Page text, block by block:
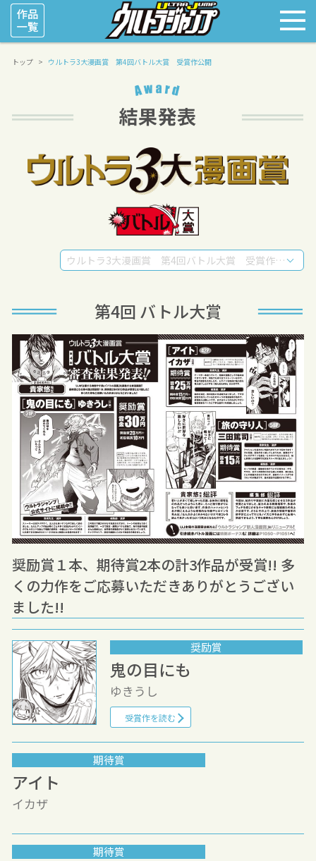
トップ ウルトラ3大漫画賞 第4回バトル大賞 受賞作公開
ウルトラ3大漫画賞 第4回バトル大賞 受賞作公開
第4回 バトル大賞
奨励賞１本、期待賞2本の計3作品が受賞!! 多
くの力作をご応募いただきありがとうござい
ました!!
奨励賞
鬼の目にも
ゆきうし
受賞作を読む
期待賞
アイト
イカザ
期待賞